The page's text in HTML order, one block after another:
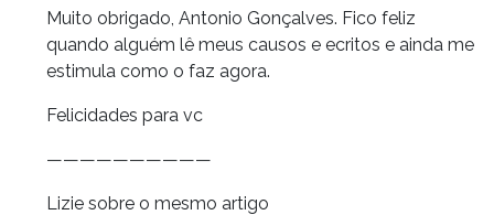
Muito obrigado, Antonio Gonçalves. Fico feliz
quando alguém lê meus causos e ecritos e ainda me
estimula como o faz agora.
Felicidades para vc
——————————
Lizie sobre o mesmo artigo